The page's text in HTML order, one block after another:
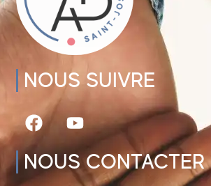
NOUS SUIVRE
NOUS CONTACTER